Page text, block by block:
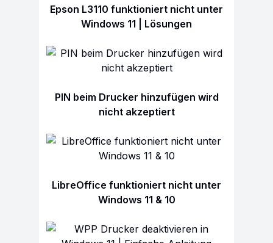
Epson L3110 funktioniert nicht unter
Windows 11 | Lösungen
PIN beim Drucker hinzufügen wird
nicht akzeptiert
LibreOffice funktioniert nicht unter
Windows 11 & 10